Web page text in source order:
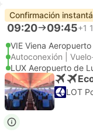
Confirmación
09:20 09:45+1
VIE Viena Aeropuerto
Autoconexión |
LUX Aeropuerto de
LOT